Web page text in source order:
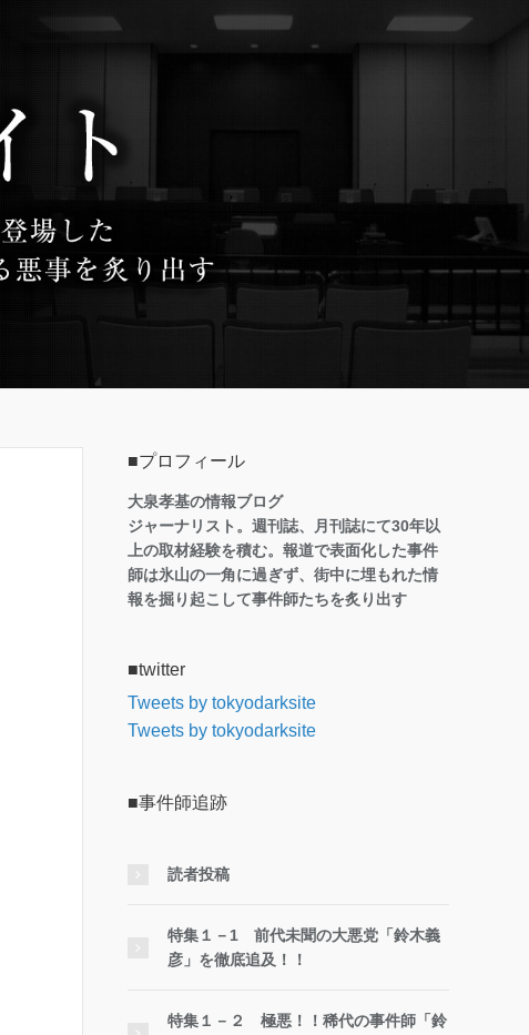
■プロフィール
大泉孝基の情報ブログ
ジャーナリスト。週刊誌、月刊誌にて30年以
上の取材経験を積む。報道で表面化した事件
師は氷山の一角に過ぎず、街中に埋もれた情
報を掘り起こして事件師たちを炙り出す
■twitter
Tweets by tokyodarksite
Tweets by tokyodarksite
■事件師追跡
読者投稿
特集１－1 前代未聞の大悪党「鈴木義
彦」を徹底追及！！
特集１－２ 極悪！！稀代の事件師「鈴